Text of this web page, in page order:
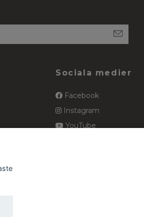
Sociala medier
Facebook
Instagram
YouTube